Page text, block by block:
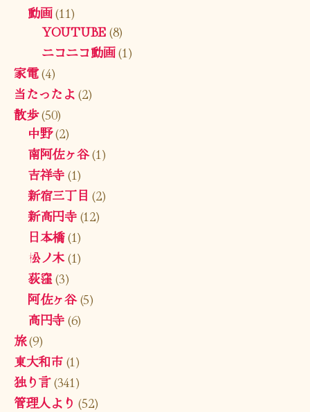
動画(11)
YOUTUBE(8)
ニコニコ動画(1)
家電(4)
当たったよ(2)
散歩(50)
中野(2)
南阿佐ヶ谷(1)
吉祥寺(1)
新宿三丁目 (2)
新高円寺(12)
日本橋(1)
松ノ木(1)
荻窪(3)
阿佐ヶ谷(5)
高円寺(6)
旅(9)
東大和市(1)
独り言(341)
管理人より (52)